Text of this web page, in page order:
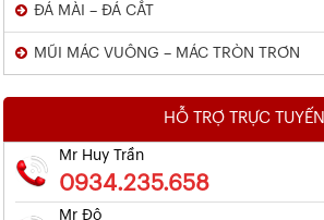
ĐÁ MÀI – ĐÁ CẮT
MŨI MÁC VUÔNG – MÁC TRÒN TRƠN
HỖ TRỢ TRỰC TUYẾN
Mr Huy Trần
0934.235.658
Mr Đô